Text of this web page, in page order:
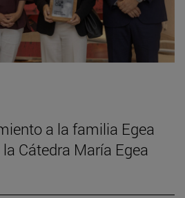
a la familia Egea
Cátedra María Egea